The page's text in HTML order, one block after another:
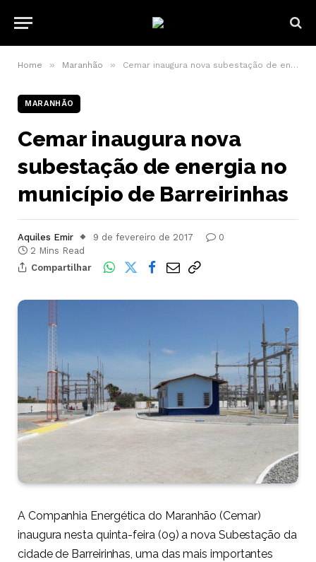
Home » Maranhão » Cemar inaugura nova subestação de energia no município de Barreirinhas
MARANHÃO
Cemar inaugura nova
subestação de energia no
município de Barreirinhas
Aquiles Emir 9 de fevereiro de 2017
0
2 Mins Read
Compartilhar
A Companhia Energética do Maranhão (Cemar)
inaugura nesta quinta-feira (09) a nova Subestação da
cidade de Barreirinhas, uma das mais importantes